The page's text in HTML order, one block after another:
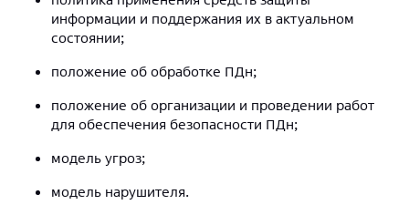
информации и поддержания их в актуальном
состоянии;
положение об обработке ПДн;
положение об организации и проведении работ
для обеспечения безопасности ПДн;
модель угроз;
модель нарушителя.